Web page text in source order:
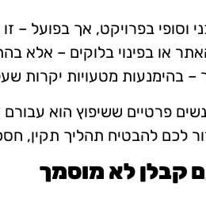
וסופי בפרויקט, אך בפועל –
או בפינוי בלוקים –
בהימנעות מטעויות יקרות
פרטיים ששיפוץ הוא
לכם להבטיח תהליך תקין,